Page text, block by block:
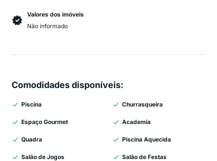
Valores dos imóveis
Não informado
Comodidades disponíveis:
Piscina Churrasqueira
Espaço Gourmet Academia
Quadra Piscina Aquecida
Salão de Jogos Salão de Festas